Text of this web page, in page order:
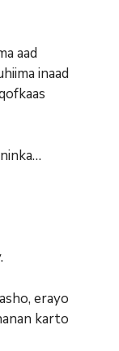
aad
inaad
erayo
karto